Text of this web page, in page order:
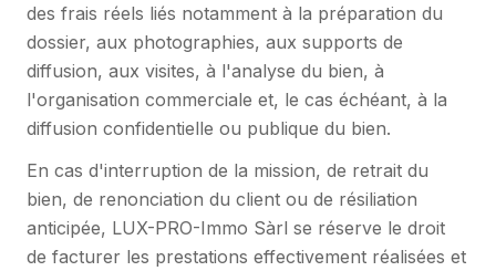
des frais réels liés notamment à la préparation du
dossier, aux photographies, aux supports de
diffusion, aux visites, à l'analyse du bien, à
l'organisation commerciale et, le cas échéant, à la
diffusion confidentielle ou publique du bien.
En cas d'interruption de la mission, de retrait du
bien, de renonciation du client ou de résiliation
anticipée, LUX-PRO-Immo Sàrl se réserve le droit
de facturer les prestations effectivement réalisées et